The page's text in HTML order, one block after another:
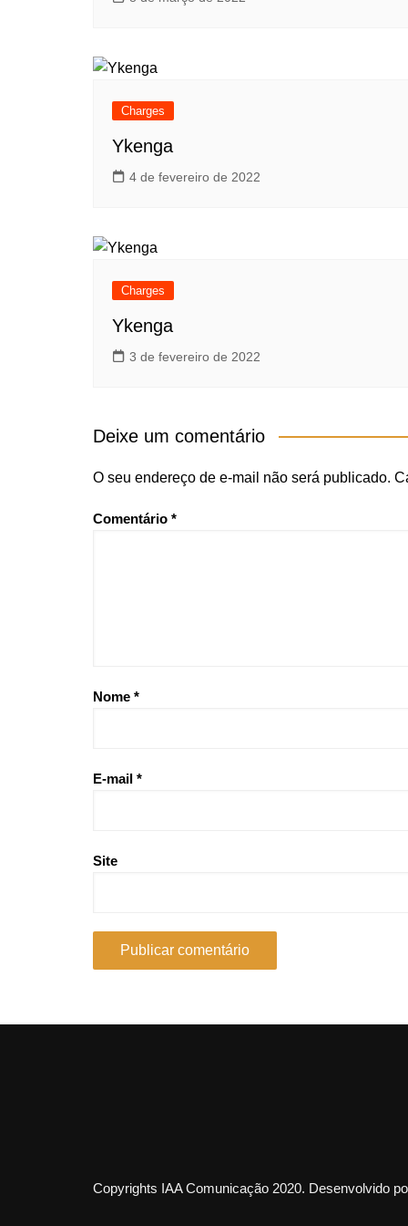
Charges
Ykenga
4 de fevereiro de 2022
Charges
Ykenga
3 de fevereiro de 2022
Deixe um comentário
O seu endereço de e-mail não será publicado.
Comentário *
Nome *
E-mail *
Site
Copyrights IAA Comunicação 2020. Desenvolvido